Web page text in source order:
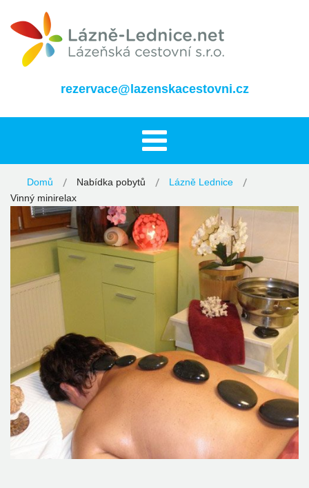
rezervace@lazenskacestovni.cz
Domů Nabídka pobytů
Lázně Lednice
Vinný minirelax